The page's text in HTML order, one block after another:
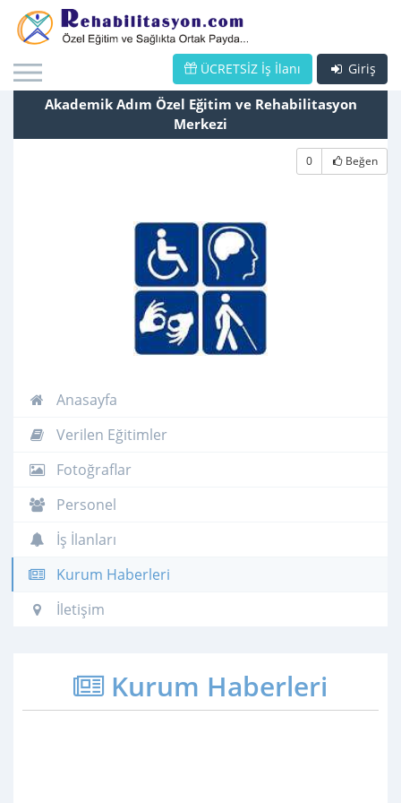
Giriş
ÜCRETSİZ İş İlanı
Akademik Adım Özel Eğitim ve Rehabilitasyon
Merkezi
0 Beğen
Anasayfa
Verilen Eğitimler
Fotoğraflar
Personel
İş İlanları
Kurum Haberleri
İletişim
Kurum Haberleri